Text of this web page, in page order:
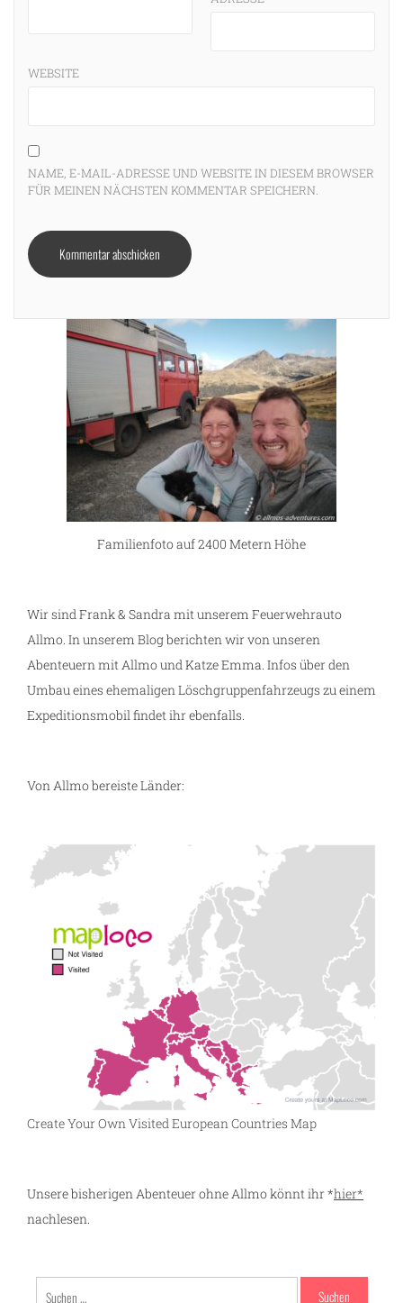
WEBSITE
NAME, E-MAIL-ADRESSE UND WEBSITE IN DIESEM BROWSER
FÜR MEINEN NÄCHSTEN KOMMENTAR SPEICHERN.
Familienfoto auf 2400 Metern Höhe
Wir sind Frank & Sandra mit unserem Feuerwehrauto
Allmo. In unserem Blog berichten wir von unseren
Abenteuern mit Allmo und Katze Emma. Infos über den
Umbau eines ehemaligen Löschgruppenfahrzeugs zu einem
Expeditionsmobil findet ihr ebenfalls.
Von Allmo bereiste Länder:
Create Your Own Visited European Countries Map
Unsere bisherigen Abenteuer ohne Allmo könnt ihr *hier*
nachlesen.